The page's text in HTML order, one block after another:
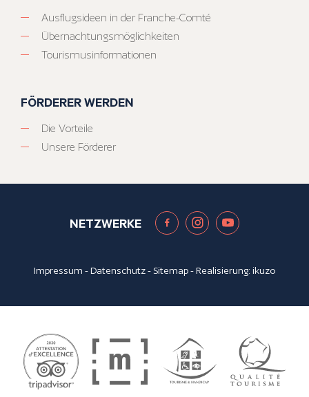
Ausflugsideen in der Franche-Comté
Übernachtungsmöglichkeiten
Tourismusinformationen
FÖRDERER WERDEN
Die Vorteile
Unsere Förderer
NETZWERKE
Impressum -Datenschutz- Sitemap- Realisierung:ikuzo